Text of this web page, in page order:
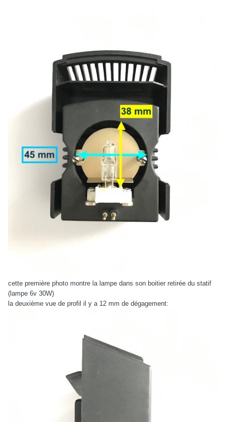
cette première photo montre la lampe dans son boitier retirée du statif
(lampe 6v 30W)
la deuxième vue de profil il y a 12 mm de dégagement: